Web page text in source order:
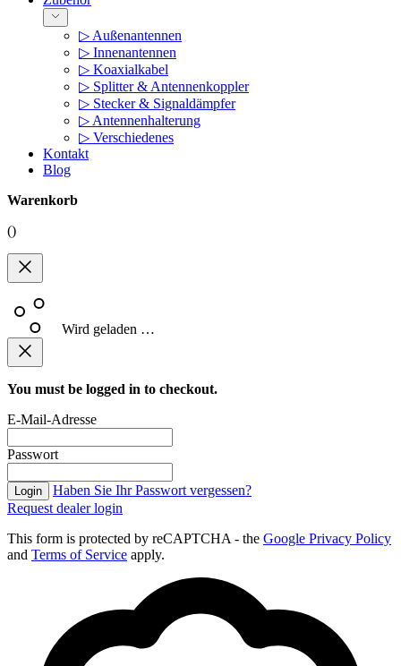
▷ Außenantennen
▷ Innenantennen
▷ Koaxialkabel
▷ Splitter & Antennenkoppler
▷ Stecker & Signaldämpfer
▷ Antennenhalterung
▷ Verschiedenes
Kontakt
Blog
Warenkorb
()
Wird geladen …
You must be logged in to checkout.
E-Mail-Adresse
Passwort
Login
Haben Sie Ihr Passwort vergessen?
Request dealer login
This form is protected by reCAPTCHA - the Google Privacy Policy
and Terms of Service apply.